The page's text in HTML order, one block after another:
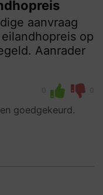
aanvraag
op
Aanrader
0 0
goedgekeurd.